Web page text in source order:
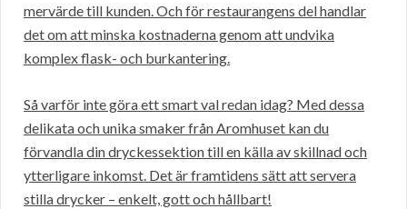
mervärde till kunden. Och för restaurangens del handlar
det om att minska kostnaderna genom att undvika
komplex flask- och burkantering.
Så varför inte göra ett smart val redan idag? Med dessa
delikata och unika smaker från Aromhuset kan du
förvandla din dryckessektion till en källa av skillnad och
ytterligare inkomst. Det är framtidens sätt att servera
stilla drycker – enkelt, gott och hållbart!